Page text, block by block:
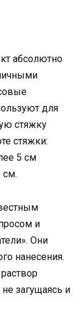
абсолютно
для
стяжку
стяжки:
5 см
см.
и
Они
нанесения.
загущаясь и